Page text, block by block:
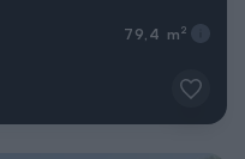
79,4 m 2